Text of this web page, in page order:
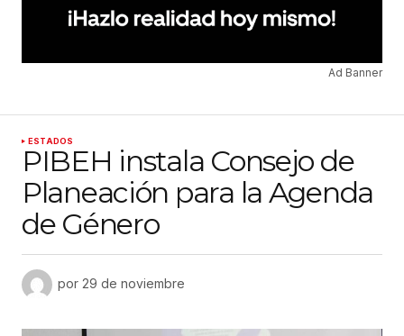
Ad Banner
ESTADOS
PIBEH instala Consejo de
Planeación para la Agenda
de Género
por 29 de noviembre